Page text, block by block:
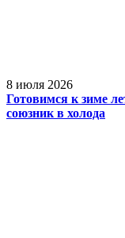
8 июля 2026
Готовимся к зиме
союзник в холода